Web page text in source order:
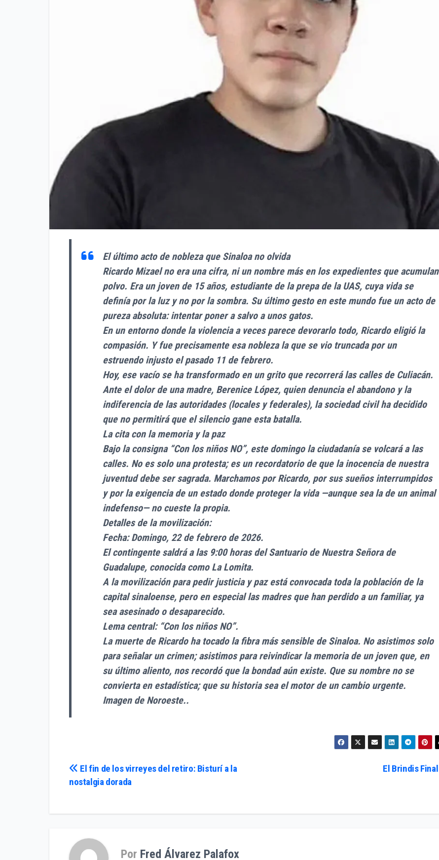
El último acto de nobleza que Sinaloa no olvida
Ricardo Mizael no era una cifra, ni un nombre más en los expedientes que acumulan
polvo. Era un joven de 15 años, estudiante de la prepa de la UAS, cuya vida se
definía por la luz y no por la sombra. Su último gesto en este mundo fue un acto de
pureza absoluta: intentar poner a salvo a unos gatos.
En un entorno donde la violencia a veces parece devorarlo todo, Ricardo eligió la
compasión. Y fue precisamente esa nobleza la que se vio truncada por un
estruendo injusto el pasado 11 de febrero.
Hoy, ese vacío se ha transformado en un grito que recorrerá las calles de Culiacán.
Ante el dolor de una madre, Berenice López, quien denuncia el abandono y la
indiferencia de las autoridades (locales y federales), la sociedad civil ha decidido
que no permitirá que el silencio gane esta batalla.
La cita con la memoria y la paz
Bajo la consigna “Con los niños NO”, este domingo la ciudadanía se volcará a las
calles. No es solo una protesta; es un recordatorio de que la inocencia de nuestra
juventud debe ser sagrada. Marchamos por Ricardo, por sus sueños interrumpidos
y por la exigencia de un estado donde proteger la vida —aunque sea la de un animal
indefenso— no cueste la propia.
Detalles de la movilización:
Fecha: Domingo, 22 de febrero de 2026.
El contingente saldrá a las 9:00 horas del Santuario de Nuestra Señora de
Guadalupe, conocida como La Lomita.
A la movilización para pedir justicia y paz está convocada toda la población de la
capital sinaloense, pero en especial las madres que han perdido a un familiar, ya
sea asesinado o desaparecido.
Lema central: “Con los niños NO”.
La muerte de Ricardo ha tocado la fibra más sensible de Sinaloa. No asistimos solo
para señalar un crimen; asistimos para reivindicar la memoria de un joven que, en
su último aliento, nos recordó que la bondad aún existe. Que su nombre no se
convierta en estadística; que su historia sea el motor de un cambio urgente.
Imagen de Noroeste..
Navegación
entradas
El Brindis Final
El fin de los virreyes del retiro: Bisturí a la
nostalgia dorada
Por Fred Álvarez Palafox